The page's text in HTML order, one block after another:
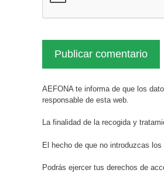
AEFONA te informa de que los
responsable de esta web.
La finalidad de la recogida y
El hecho de que no introduzcas
Podrás ejercer tus derechos de